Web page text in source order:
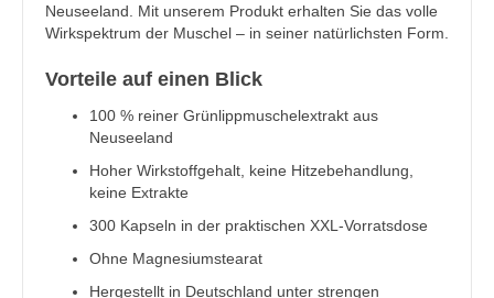
Neuseeland. Mit unserem Produkt erhalten Sie das volle
Wirkspektrum der Muschel – in seiner natürlichsten Form.
Vorteile auf einen Blick
100 % reiner Grünlippmuschelextrakt aus
Neuseeland
Hoher Wirkstoffgehalt, keine Hitzebehandlung,
keine Extrakte
300 Kapseln in der praktischen XXL-Vorratsdose
Ohne Magnesiumstearat
Hergestellt in Deutschland unter strengen